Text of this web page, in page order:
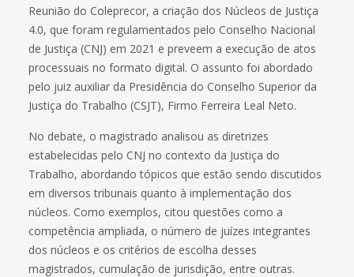
Reunião do Coleprecor, a criação dos Núcleos de Justiça
4.0, que foram regulamentados pelo Conselho Nacional
de Justiça (CNJ) em 2021 e preveem a execução de atos
processuais no formato digital. O assunto foi abordado
pelo juiz auxiliar da Presidência do Conselho Superior da
Justiça do Trabalho (CSJT), Firmo Ferreira Leal Neto.
No debate, o magistrado analisou as diretrizes
estabelecidas pelo CNJ no contexto da Justiça do
Trabalho, abordando tópicos que estão sendo discutidos
em diversos tribunais quanto à implementação dos
núcleos. Como exemplos, citou questões como a
competência ampliada, o número de juízes integrantes
dos núcleos e os critérios de escolha desses
magistrados, cumulação de jurisdição, entre outras.